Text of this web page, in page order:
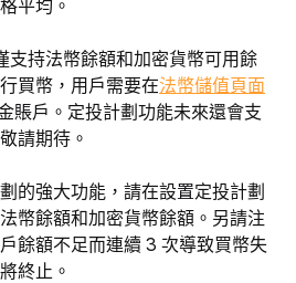
平均。
支持法幣餘額和加密貨幣可用餘
買幣，用戶需要在法幣儲值頁面
賬戶。定投計劃功能未來還會支
請期待。
的強大功能，請在設置定投計劃
幣餘額和加密貨幣餘額。另請注
餘額不足而連續 3 次導致買幣失
終止。